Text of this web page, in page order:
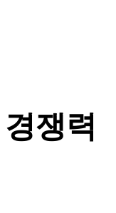
경쟁력